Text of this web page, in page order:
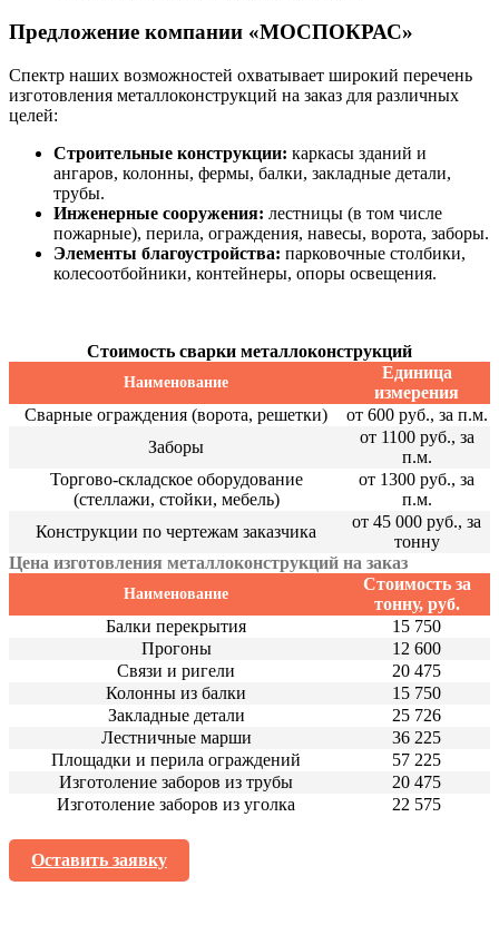
Предложение компании «МОСПОКРАС»
Спектр наших возможностей охватывает широкий перечень
изготовления металлоконструкций на заказ для различных
целей:
Строительные конструкции: каркасы зданий и
ангаров, колонны, фермы, балки, закладные детали,
трубы.
Инженерные сооружения: лестницы (в том числе
пожарные), перила, ограждения, навесы, ворота, заборы.
Элементы благоустройства: парковочные столбики,
колесоотбойники, контейнеры, опоры освещения.
Стоимость сварки металлоконструкций
Наименование
Единица
измерения
Сварные ограждения (ворота, решетки)
от 600 руб., за п.м.
Заборы
от 1100 руб., за
п.м.
Торгово-складское оборудование
(стеллажи, стойки, мебель)
от 1300 руб., за
п.м.
Конструкции по чертежам заказчика
от 45 000 руб., за
тонну
Цена изготовления металлоконструкций на заказ
Наименование
Стоимость за
тонну, руб.
Балки перекрытия
15 750
Прогоны
12 600
Связи и ригели
20 475
Колонны из балки
15 750
Закладные детали
25 726
Лестничные марши
36 225
Площадки и перила ограждений
57 225
Изготоление заборов из трубы
20 475
Изготоление заборов из уголка
22 575
Оставить заявку